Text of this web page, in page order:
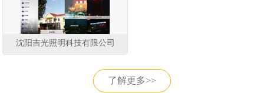
沈阳吉光照明科技有限公司
了解更多>>